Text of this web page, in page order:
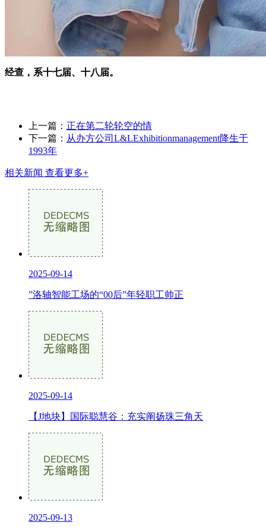
经查，系十七届、十八届。
上一篇： 正在第二轮轮空的情
下一篇： 从办方公司L&LExhibitionmanagement降生于
1993年
相关新闻 查看更多+
2025-09-14
”洛轴智能工场的“00后”年轻职工帅正
2025-09-14
【J地块】国际聪慧谷：充实阐扬珠三角天
2025-09-13